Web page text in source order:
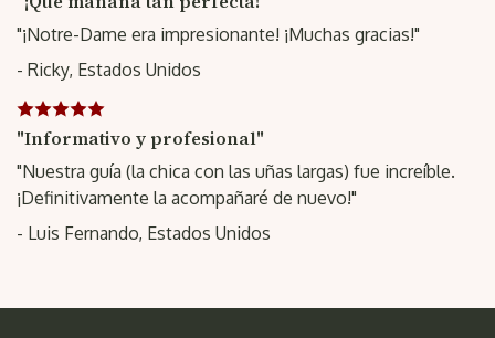
"¡Notre-Dame era impresionante! ¡Muchas gracias!"
- Ricky, Estados Unidos
"Informativo y profesional"
"Nuestra guía (la chica con las uñas largas) fue increíble.
¡Definitivamente la acompañaré de nuevo!"
- Luis Fernando, Estados Unidos